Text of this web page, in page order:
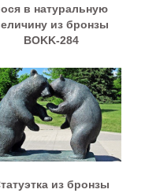
в натуральную
из бронзы
BOKK-284
из бронзы